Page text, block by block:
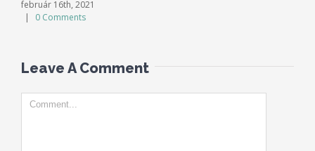
február 16th, 2021
|
0 Comments
Leave A Comment
Comment